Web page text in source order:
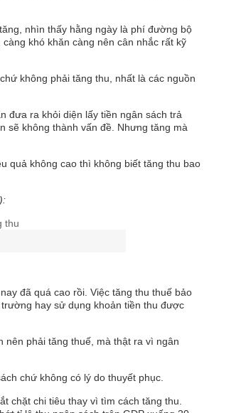
nhìn thấy hằng ngày là phí đường bộ
khó khăn càng nên cân nhắc rất kỹ
không phải tăng thu, nhất là các nguồn
đưa ra khỏi diện lấy tiền ngân sách trả
sẽ không thành vấn đề. Nhưng tăng mà
quả không cao thì không biết tăng thu bao
đã quá cao rồi. Việc tăng thu thuế bảo
hay sử dụng khoản tiền thu được
nên phải tăng thuế, mà thật ra vì ngân
chứ không có lý do thuyết phục.
chặt chi tiêu thay vì tìm cách tăng thu.